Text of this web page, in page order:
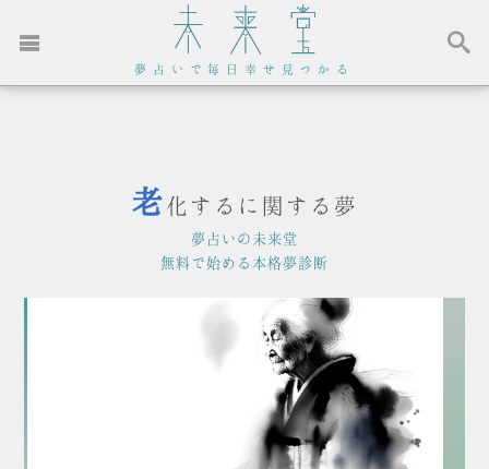
夢占いで毎日幸せ見つかる
老化するに関する夢
夢占いの未来堂
無料で始める本格夢診断